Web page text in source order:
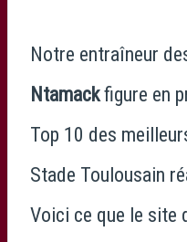
Notre entraîneur
Ntamackfigure en
Top 10 des
Stade Toulousain
Voici ce que le site